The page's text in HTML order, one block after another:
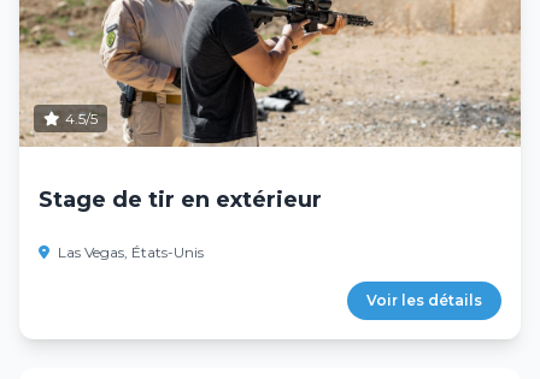
4.5/5
Stage de tir en extérieur
Las Vegas, États-Unis
Voir les détails